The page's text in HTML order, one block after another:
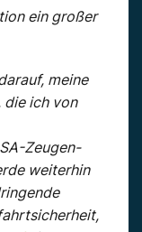
ein großer
meine
die ich von
Zeugen-
weiterhin